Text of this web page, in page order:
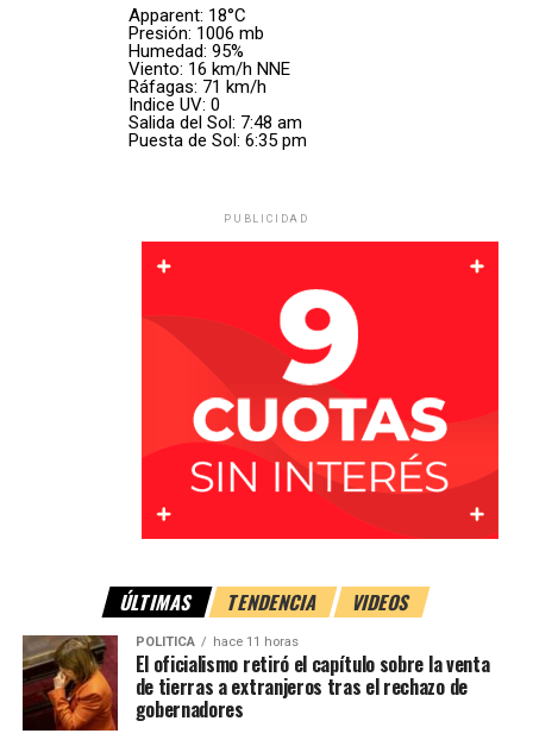
Apparent: 18°C
Presión: 1006 mb
Humedad: 95%
Viento: 16 km/h NNE
Ráfagas: 71 km/h
Indice UV: 0
Salida del Sol: 7:48 am
Puesta de Sol: 6:35 pm
PUBLICIDAD
ÚLTIMAS TENDENCIA VIDEOS
POLITICA hace 11 horas
El oficialismo retiró el capítulo sobre la venta
de tierras a extranjeros tras el rechazo de
gobernadores